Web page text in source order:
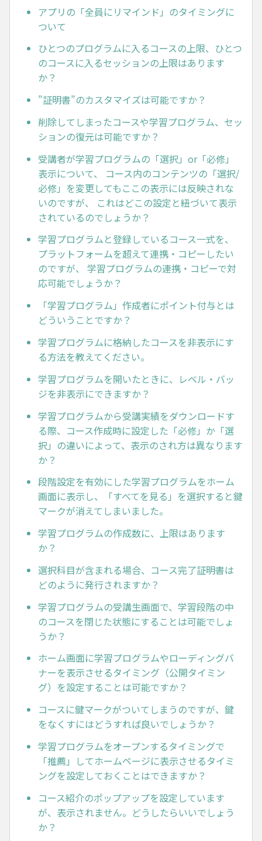
アプリの「全員にリマインド」のタイミングに
ついて
ひとつのプログラムに入るコースの上限、ひとつ
のコースに入るセッションの上限はあります
か？
”証明書”のカスタマイズは可能ですか？
削除してしまったコースや学習プログラム、セッ
ションの復元は可能ですか？
受講者が学習プログラムの「選択」or「必修」
表示について、 コース内のコンテンツの「選択/
必修」を変更してもここの表示には反映されな
いのですが、 これはどこの設定と紐づいて表示
されているのでしょうか？
学習プログラムと登録しているコース一式を、
プラットフォームを超えて連携・コピーしたい
のですが、 学習プログラムの連携・コピーで対
応可能でしょうか？
「学習プログラム」作成者にポイント付与とは
どういうことですか？
学習プログラムに格納したコースを非表示にす
る方法を教えてください。
学習プログラムを開いたときに、レベル・バッ
ジを非表示にできますか？
学習プログラムから受講実績をダウンロードす
る際、コース作成時に設定した「必修」か「選
択」の違いによって、表示のされ方は異なります
か？
段階設定を有効にした学習プログラムをホーム
画面に表示し、「すべてを見る」を選択すると鍵
マークが消えてしまいました。
学習プログラムの作成数に、上限はあります
か？
選択科目が含まれる場合、コース完了証明書は
どのように発行されますか？
学習プログラムの受講生画面で、学習段階の中
のコースを閉じた状態にすることは可能でしょ
うか？
ホーム画面に学習プログラムやローディングバ
ナーを表示させるタイミング（公開タイミン
グ）を設定することは可能ですか？
コースに鍵マークがついてしまうのですが、鍵
をなくすにはどうすれば良いでしょうか？
学習プログラムをオープンするタイミングで
「推薦」してホームページに表示させるタイミ
ングを設定しておくことはできますか？
コース紹介のポップアップを設定しています
が、表示されません。どうしたらいいでしょう
か？